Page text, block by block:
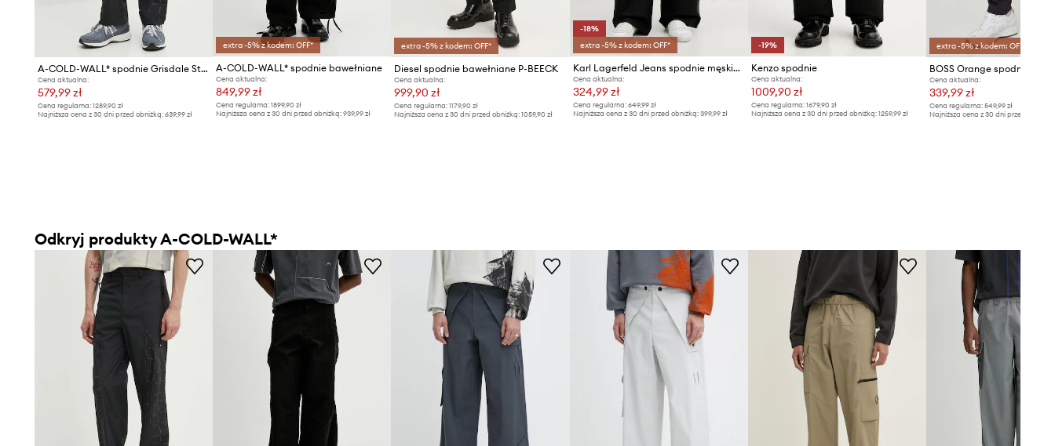
A-COLD-WALL* spodnie Grisdale Storm Pant
Cena aktualna:
579,99 zł
Cena regularna: 1289,90 zł
Najniższa cena z 30 dni przed obniżką: 639,99 zł
extra -5% z kodem: OFF*
A-COLD-WALL* spodnie bawełniane
Cena aktualna:
849,99 zł
Cena regularna:1899,90 zł
Najniższa cena z 30 dni przed obniżką:939,99 zł
extra -5% z kodem: OFF*
Diesel spodnie bawełniane P-BEECK
Cena aktualna:
999,90 zł
Cena regularna: 1179,90 zł
Najniższa cena z 30 dni przed obniżką: 1059,90 zł
-18%
extra -5% z kodem: OFF*
Karl Lagerfeld Jeans spodnie męskie z lnem
Cena aktualna:
324,99 zł
Cena regularna: 649,99 zł
Najniższa cena z 30 dni przed obniżką: 399,99 zł
-19%
Kenzo spodnie
Cena aktualna:
1009,90 zł
Cena regularna:1679,90 zł
Najniższa cena z 30 dni przed obniżką:1259,99 zł
extra -5% z kodem: OFF*
BOSS Orange spodnie
Cena aktualna:
339,99 zł
Cena regularna: 549,99 zł
Najniższa cena z 30 dni przed obniżką:
Odkryj produkty A-COLD-WALL*